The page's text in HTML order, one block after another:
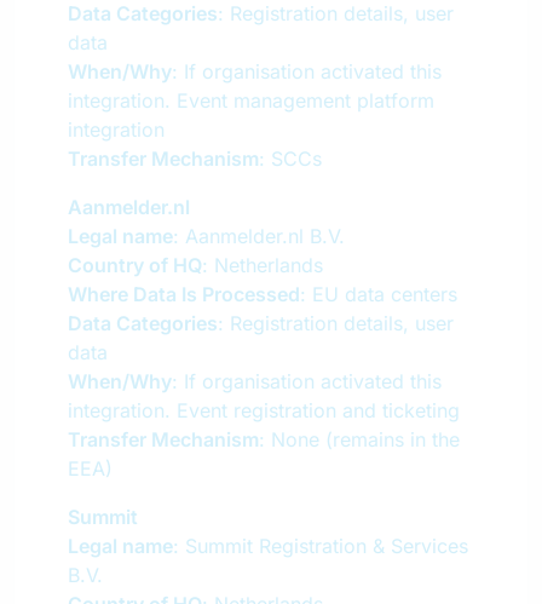
Data Categories: Registration details, user
data
When/Why: If organisation activated this
integration. Event management platform
integration
Transfer Mechanism: SCCs
Aanmelder.nl
Legal name: Aanmelder.nl B.V.
Country of HQ: Netherlands
Where Data Is Processed: EU data centers
Data Categories: Registration details, user
data
When/Why: If organisation activated this
integration. Event registration and ticketing
Transfer Mechanism: None (remains in the
EEA)
Summit
Legal name: Summit Registration & Services
B.V.